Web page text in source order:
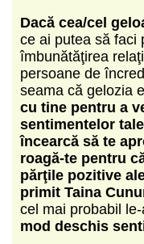
Dacă cea/cel
ce ai putea să faci
îmbunătăţirea
persoane de
seama că gelozia
cu tine pentru a
sentimentelor
încearcă să te
roagă-te pentru
părţile pozitive
primit Taina
cel mai probabil
mod deschis